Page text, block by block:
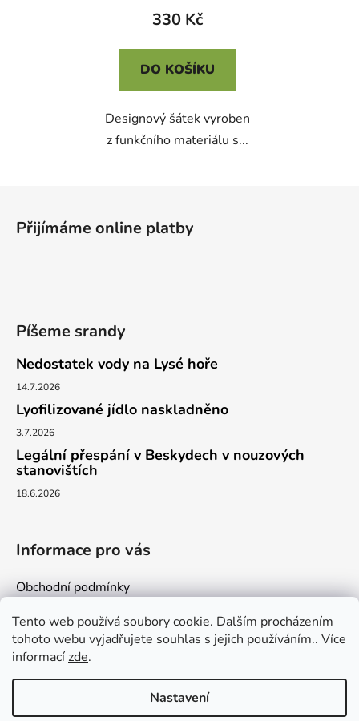
Tento web používá soubory cookie. Dalším procházením
tohoto webu vyjadřujete souhlas s jejich používáním.. Více
informacízde.
Nastavení
produktu
4,5
z
hvězdiček.
330 Kč
DO KOŠÍKU
Designový šátek vyroben
z funkčního materiálu s...
Přijímáme online platby
Píšeme srandy
Nedostatek vody na Lysé hoře
14.7.2026
Lyofilizované jídlo naskladněno
3.7.2026
Legální přespání v Beskydech v nouzových
stanovištích
18.6.2026
Informace pro vás
Obchodní podmínky
Podmínky ochrany osobních údajů
Kontakty